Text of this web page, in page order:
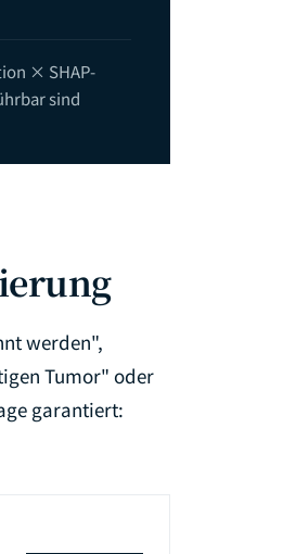
× SHAP-
sind
werden",
Tumor" oder
garantiert: